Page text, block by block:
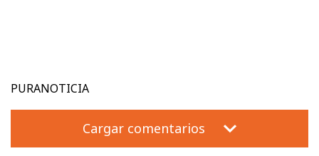
PURANOTICIA
Cargar comentarios